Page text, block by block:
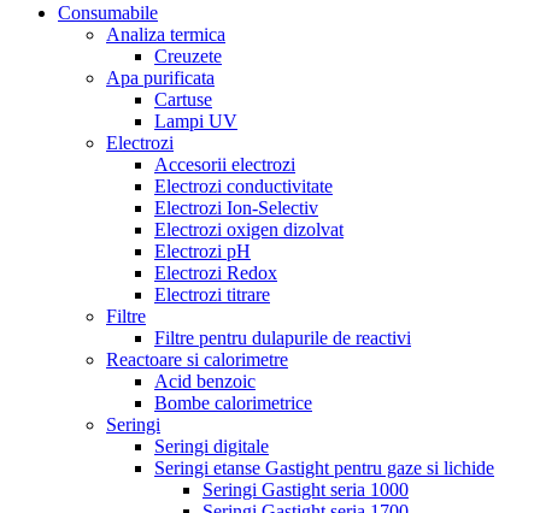
Consumabile
Analiza termica
Creuzete
Apa purificata
Cartuse
Lampi UV
Electrozi
Accesorii electrozi
Electrozi conductivitate
Electrozi Ion-Selectiv
Electrozi oxigen dizolvat
Electrozi pH
Electrozi Redox
Electrozi titrare
Filtre
Filtre pentru dulapurile de reactivi
Reactoare si calorimetre
Acid benzoic
Bombe calorimetrice
Seringi
Seringi digitale
Seringi etanse Gastight pentru gaze si lichide
Seringi Gastight seria 1000